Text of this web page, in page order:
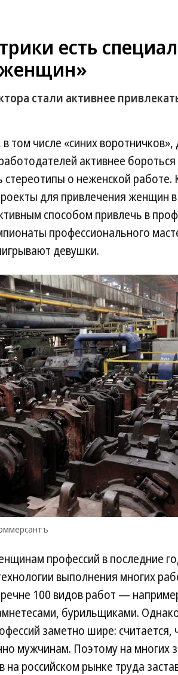
есть
женщин»
стали активнее
том числе «синих воротничков»,
активнее
стереотипы о неженской
для привлечения женщин
способом привлечь в
профессионального
девушки.
профессий в последние
выполнения многих
100 видов работ —
бурильщиками.
заметно шире: считается,
мужчинам. Поэтому на
российском рынке труда